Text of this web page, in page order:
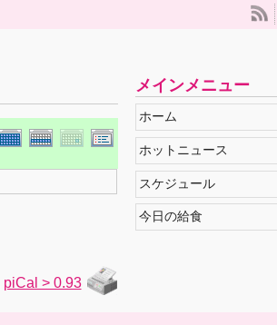
メインメニュー
ホーム
ホットニュース
スケジュール
今日の給食
piCal > 0.93